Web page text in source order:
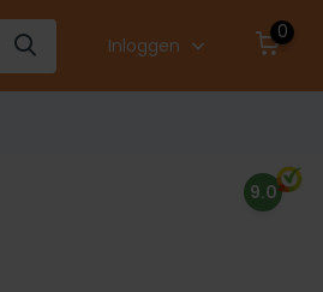
Inloggen
0
9.0